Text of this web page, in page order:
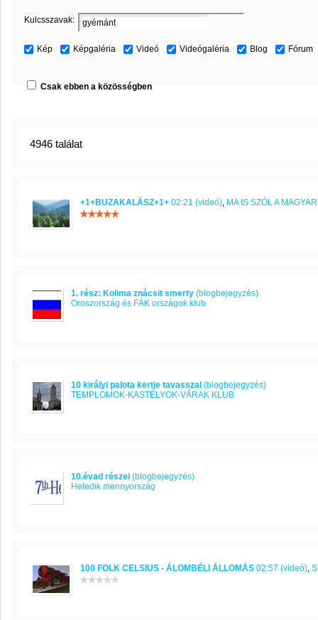
Kulcsszavak:
Kép Képgaléria Videó Videógaléria Blog Fórum
Csak ebben a közösségben
4946 találat
+1+BUZAKALÁSZ+1+ 02:21 (videó), MA IS SZÓL A
1. rész: Kolima znácsit smerty (blogbejegyzés)
Oroszország és FÁK országok klub
10 királyi palota kertje tavasszal (blogbejegyzés)
TEMPLOMOK-KASTÉLYOK-VÁRAK KLUB
10.évad részei (blogbejegyzés)
Hetedik mennyország
100 FOLK CELSIUS - ÁLOMBÉLI ÁLLOMÁS 02:57 (videó),